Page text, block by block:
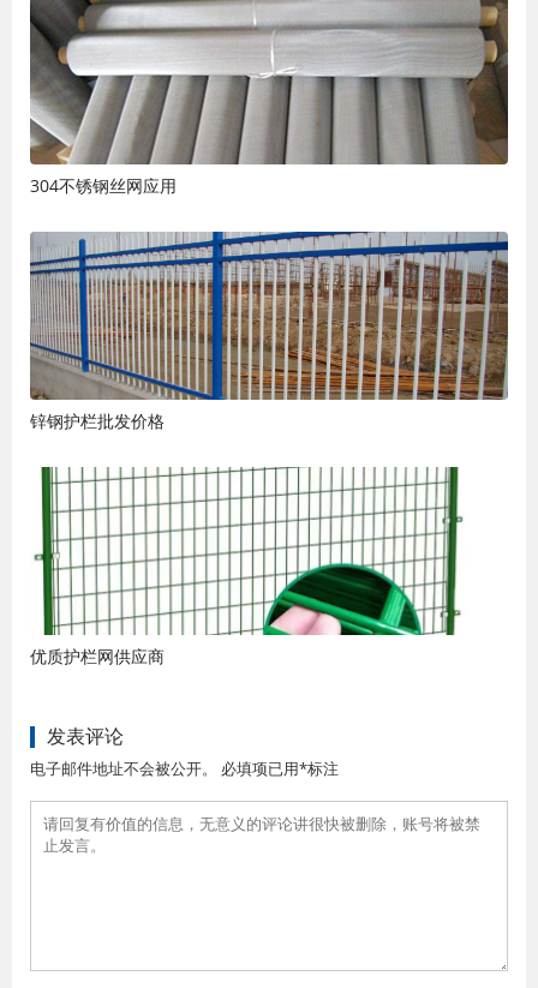
304不锈钢丝网应用
锌钢护栏批发价格
优质护栏网供应商
发表评论
电子邮件地址不会被公开。 必填项已用*标注